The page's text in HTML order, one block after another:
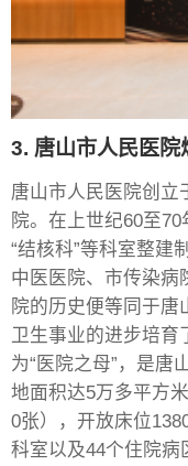
3. 唐山市人民医院
唐山市人民医院创立
院。在上世纪60至
“结核科”等科室整建
中医医院、市传染病
院的历史便等同于
卫生事业的进步培育
为“医院之母”，是唐
地面积达5万多平方
0张），开放床位
科室以及44个住院病